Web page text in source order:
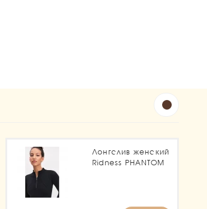
Лонгслив женский
Ridness PHANTOM